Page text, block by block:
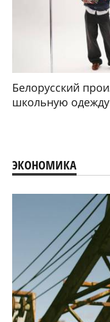
Белорусский
школьную одежду
ЭКОНОМИКА